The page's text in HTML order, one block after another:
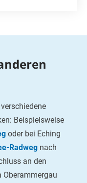
Beispielsweise
oder bei Eching
Radweg nach
an den
Oberammergau